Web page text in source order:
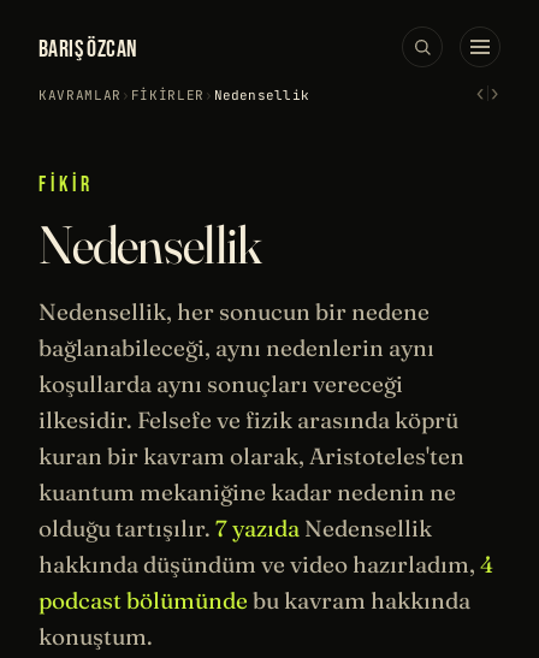
BARIŞ ÖZCAN
KAVRAMLAR › FIKIRLER › Nedensellik ‹›
FIKIR
Nedensellik
Nedensellik, her sonucun bir nedene
bağlanabileceği, aynı nedenlerin aynı
koşullarda aynı sonuçları vereceği
ilkesidir. Felsefe ve fizik arasında köprü
kuran bir kavram olarak, Aristoteles'ten
kuantum mekaniğine kadar nedenin ne
olduğu tartışılır. 7 yazıda Nedensellik
hakkında düşündüm ve video hazırladım, 4
podcast bölümünde bu kavram hakkında
konuştum.